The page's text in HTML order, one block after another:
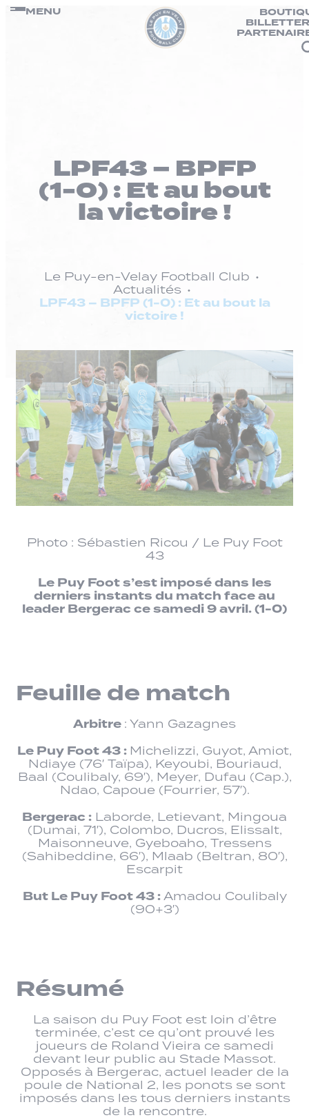
Passer
MENU
LPF43 – BPFP
(1-0) : Et au bout
la victoire !
Le Puy-en-Velay Football Club
Actualités
LPF43 – BPFP (1-0) : Et au bout la
victoire !
Photo : Sébastien Ricou / Le Puy Foot
43
Le Puy Foot s’est imposé dans les
derniers instants du match face au
leader Bergerac ce samedi 9 avril. (1-0)
Feuille de match
Arbitre : Yann Gazagnes
Le Puy Foot 43 : Michelizzi, Guyot, Amiot,
Ndiaye (76′ Taïpa), Keyoubi, Bouriaud,
Baal (Coulibaly, 69′), Meyer, Dufau (Cap.),
Ndao, Capoue (Fourrier, 57′).
Bergerac : Laborde, Letievant, Mingoua
(Dumai, 71′), Colombo, Ducros, Elissalt,
Maisonneuve, Gyeboaho, Tressens
(Sahibeddine, 66′), Mlaab (Beltran, 80′),
Escarpit
But Le Puy Foot 43 :Amadou Coulibaly
(90+3′)
Résumé
La saison du Puy Foot est loin d’être
terminée, c’est ce qu’ont prouvé les
joueurs de Roland Vieira ce samedi
devant leur public au Stade Massot.
Opposés à Bergerac, actuel leader de la
poule de National 2, les ponots se sont
imposés dans les tous derniers instants
de la rencontre.
Panneau de gestion des cookies